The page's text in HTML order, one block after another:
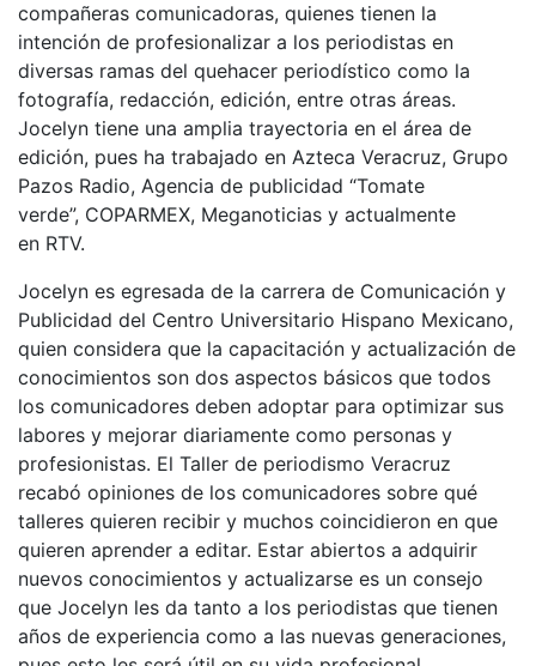
compañeras comunicadoras, quienes tienen la
intención de profesionalizar a los periodistas en
diversas ramas del quehacer periodístico como la
fotografía, redacción, edición, entre otras áreas.
Jocelyn tiene una amplia trayectoria en el área de
edición, pues ha trabajado en Azteca Veracruz, Grupo
Pazos Radio, Agencia de publicidad “Tomate
verde”, COPARMEX, Meganoticias y actualmente
en RTV.
Jocelyn es egresada de la carrera de Comunicación y
Publicidad del Centro Universitario Hispano Mexicano,
quien considera que la capacitación y actualización de
conocimientos son dos aspectos básicos que todos
los comunicadores deben adoptar para optimizar sus
labores y mejorar diariamente como personas y
profesionistas. El Taller de periodismo Veracruz
recabó opiniones de los comunicadores sobre qué
talleres quieren recibir y muchos coincidieron en que
quieren aprender a editar. Estar abiertos a adquirir
nuevos conocimientos y actualizarse es un consejo
que Jocelyn les da tanto a los periodistas que tienen
años de experiencia como a las nuevas generaciones,